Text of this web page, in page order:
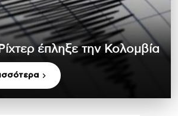
έπληξε την Κολομβία